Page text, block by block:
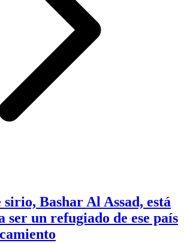
Bashar Al Assad, está
ser un refugiado de ese país